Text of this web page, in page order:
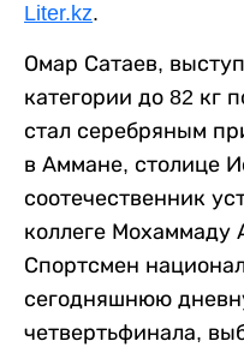
Liter.kz.
Омар Сатаев,
категории до 82 кг
стал серебряным
в Аммане, столице
соотечественник
коллеге Мохаммаду
Спортсмен
сегодняшнюю
четвертьфинала,